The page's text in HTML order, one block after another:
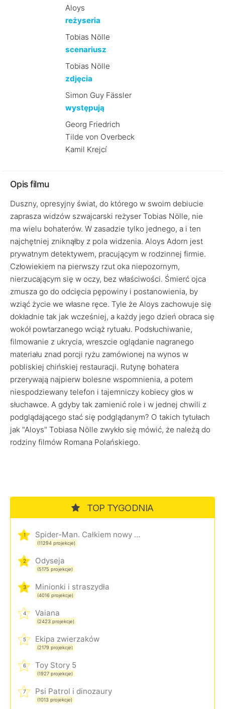
Aloys
reżyseria
Tobias Nölle
scenariusz
Tobias Nölle
zdjęcia
Simon Guy Fässler
występują
Georg Friedrich
Tilde von Overbeck
Kamil Krejcí
Opis filmu
Duszny, opresyjny świat, do którego w swoim debiucie
zaprasza widzów szwajcarski reżyser Tobias Nölle, nie
ma wielu bohaterów. W zasadzie tylko jednego, a i ten
najchętniej zniknąłby z pola widzenia. Aloys Adorn jest
prywatnym detektywem, pracującym w rodzinnej firmie.
Człowiekiem na pierwszy rzut oka niepozornym,
nierzucającym się w oczy, bez właściwości. Śmierć ojca
zmusza go do odcięcia pępowiny i postanowienia, by
wziąć życie we własne ręce. Tyle że Aloys zachowuje się
dokładnie tak jak wcześniej, a każdy jego dzień obraca się
wokół powtarzanego wciąż rytuału. Podsłuchiwanie,
filmowanie z ukrycia, wreszcie oglądanie nagranego
materiału znad porcji ryżu zamówionej na wynos w
pobliskiej chińskiej restauracji. Rutynę bohatera
przerywają najpierw bolesne wspomnienia, a potem
niespodziewany telefon i tajemniczy kobiecy głos w
słuchawce. A gdyby tak zamienić role i w jednej chwili z
podglądającego stać się podglądanym? O takich tytułach
jak "Aloys" Tobiasa Nölle zwykło się mówić, że należą do
rodziny filmów Romana Polańskiego.
TOP TYGODNIA
1 Spider-Man. Całkiem nowy dzień
(11294 projekcje)
2 Odyseja
(5175 projekcje)
3 Minionki i straszydła
(4016 projekcje)
4 Vaiana
(2423 projekcje)
5 Ekipa zwierzaków
(2179 projekcje)
6 Toy Story 5
(1927 projekcje)
7 Psi Patrol i dinozaury
(1013 projekcje)